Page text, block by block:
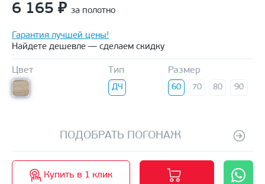
6 165 ₽ за полотно
Гарантия лучшей цены!
Найдете дешевле — сделаем скидку
Цвет Тип
ДЧ
Размер
60 70 80 90
ПОДОБРАТЬ ПОГОНАЖ
Купить в 1 клик